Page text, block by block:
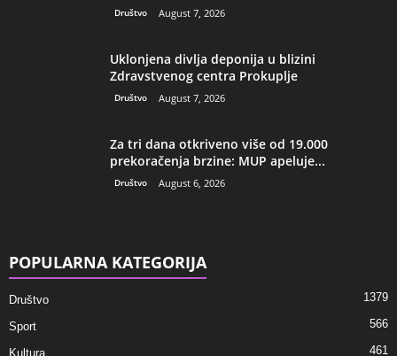
Društvo August 7, 2026
Uklonjena divlja deponija u blizini
Zdravstvenog centra Prokuplje
Društvo August 7, 2026
Za tri dana otkriveno više od 19.000
prekoračenja brzine: MUP apeluje...
Društvo August 6, 2026
POPULARNA KATEGORIJA
Društvo 1379
Sport 566
Kultura 461